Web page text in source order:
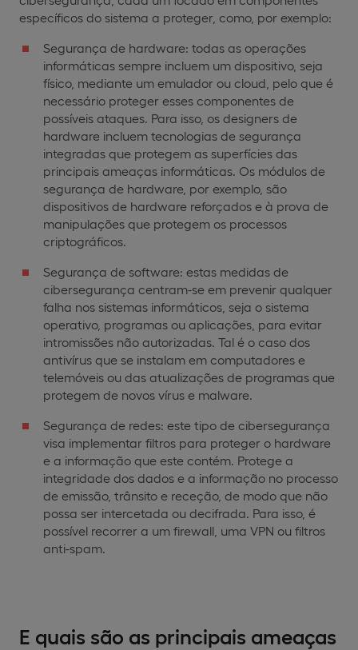
específicos do sistema a proteger, como, por exemplo:
Segurança de hardware: todas as operações
informáticas sempre incluem um dispositivo, seja
físico, mediante um emulador ou cloud, pelo que é
necessário proteger esses componentes de
possíveis ataques. Para isso, os designers de
hardware incluem tecnologias de segurança
integradas que protegem as superfícies das
principais ameaças informáticas. Os módulos de
segurança de hardware, por exemplo, são
dispositivos de hardware reforçados e à prova de
manipulações que protegem os processos
criptográficos.
Segurança de software: estas medidas de
cibersegurança centram-se em prevenir qualquer
falha nos sistemas informáticos, seja o sistema
operativo, programas ou aplicações, para evitar
intromissões não autorizadas. Tal é o caso dos
antivírus que se instalam em computadores e
telemóveis ou das atualizações de programas que
protegem de novos vírus e malware.
Segurança de redes: este tipo de cibersegurança
visa implementar filtros para proteger o hardware
e a informação que este contém. Protege a
integridade dos dados e a informação no processo
de emissão, trânsito e receção, de modo que não
possa ser intercetada ou decifrada. Para isso, é
possível recorrer a um firewall, uma VPN ou filtros
anti-spam.
E quais são as principais ameaças